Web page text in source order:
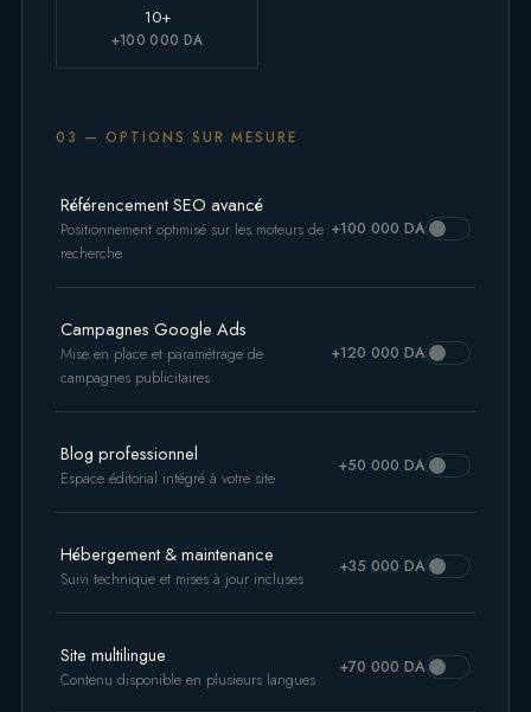
10+
+100 000 DA
03 — OPTIONS SUR MESURE
Référencement SEO avancé
Positionnement optimisé sur les moteurs de
recherche
+100 000 DA
Campagnes Google Ads
Mise en place et paramétrage de
campagnes publicitaires
+120 000 DA
Blog professionnel
Espace éditorial intégré à votre site
+50 000 DA
Hébergement & maintenance
Suivi technique et mises à jour incluses
+35 000 DA
Site multilingue
Contenu disponible en plusieurs langues
+70 000 DA